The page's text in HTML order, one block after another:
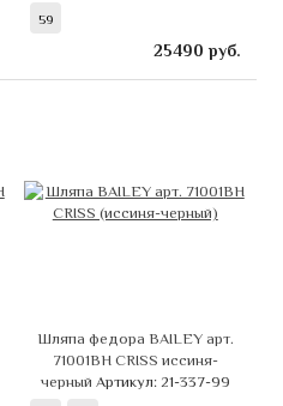
59
25490 руб.
Шляпа федора BAILEY арт.
71001BH CRISS иссиня-
черный Артикул: 21-337-99